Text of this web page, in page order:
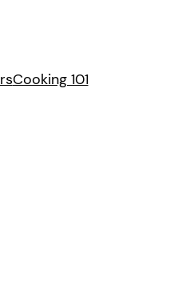
Cooking 101